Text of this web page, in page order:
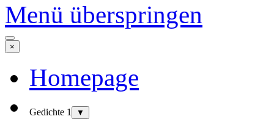
Menü überspringen
×
Homepage
Gedichte 1 ▼